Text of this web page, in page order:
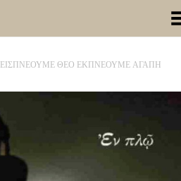
Toggle
ΕΙΣΠΝΕΟΥΜΕ ΘΕΟ ΕΚΠΝΕΟΥΜΕ ΑΓΑΠΗ